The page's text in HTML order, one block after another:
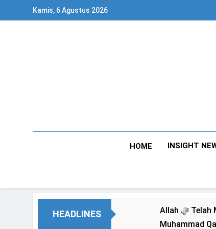
Kamis, 6 Agustus 2026
HOME INSIGHT
HEADLINES
Allah ﷻ Telah Menyiapkan “Gua Ashabul Kahfi” Akhir Zaman Bagi Para Helper Muhammad Qasim, Kuncinya di Tangan
Muhammad